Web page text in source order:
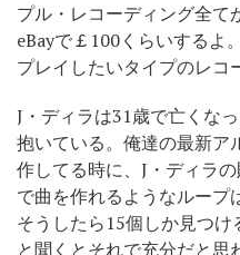
プル・レコーディング全て
eBayで￡100くらいするよ
プレイしたいタイプのレコ
J・ディラは31歳で亡くな
抱いている。俺達の最新
作してる時に、J・ディラ
で曲を作れるようなループ
そうしたら15個しか見つ
と聞くとそれで充分だと